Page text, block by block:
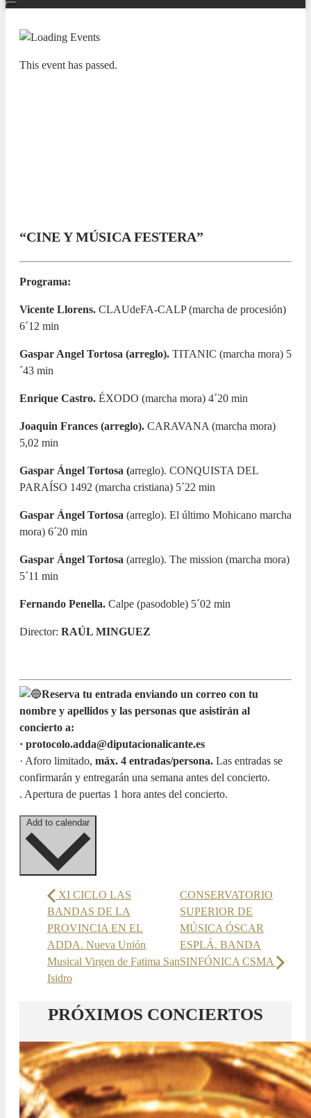
This event has passed.
“CINE Y MÚSICA FESTERA”
Programa:
Vicente Llorens. CLAUdeFA-CALP (marcha de procesión)
6´12 min
Gaspar Angel Tortosa (arreglo). TITANIC (marcha mora) 5
´43 min
Enrique Castro. ÉXODO (marcha mora) 4´20 min
Joaquin Frances (arreglo). CARAVANA (marcha mora)
5,02 min
Gaspar Ángel Tortosa (arreglo). CONQUISTA DEL
PARAÍSO 1492 (marcha cristiana) 5´22 min
Gaspar Ángel Tortosa (arreglo). El último Mohicano marcha
mora) 6´20 min
Gaspar Ángel Tortosa (arreglo). The mission (marcha mora)
5´11 min
Fernando Penella. Calpe (pasodoble) 5´02 min
Director: RAÚL MINGUEZ
Reserva tu entrada enviando un correo con tu
nombre y apellidos y las personas que asistirán al
concierto a:
· protocolo.adda@diputacionalicante.es
· Aforo limitado, máx. 4 entradas/persona. Las entradas se
confirmarán y entregarán una semana antes del concierto.
. Apertura de puertas 1 hora antes del concierto.
XI CICLO LAS
BANDAS DE LA
PROVINCIA EN EL
ADDA. Nueva Unión
Musical Virgen de Fatima San
Isidro
CONSERVATORIO
SUPERIOR DE
MÚSICA ÓSCAR
ESPLÁ. BANDA
SINFÓNICA CSMA
PRÓXIMOS CONCIERTOS